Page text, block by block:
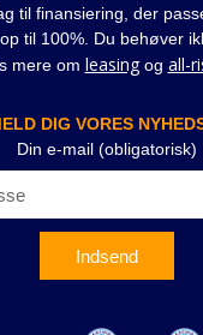
til finansiering, der
til 100%. Du behøver
mere om leasingog all-
DIG VORES
Din e-mail (obligatorisk)
Indsend